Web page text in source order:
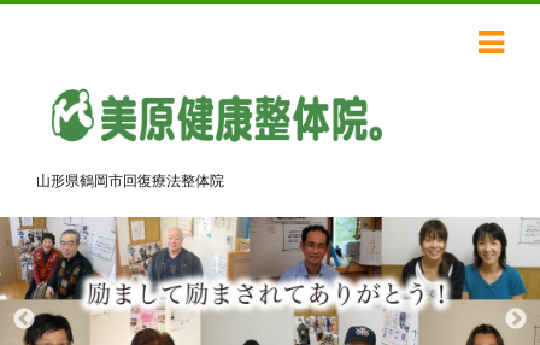
山形県鶴岡市回復療法整体院